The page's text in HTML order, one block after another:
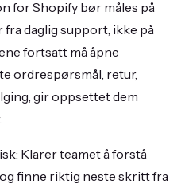
for Shopify bør måles på
daglig support, ikke på
fortsatt må åpne
ordrespørsmål, retur,
gir oppsettet dem
Klarer teamet å forstå
finne riktig neste skritt fra